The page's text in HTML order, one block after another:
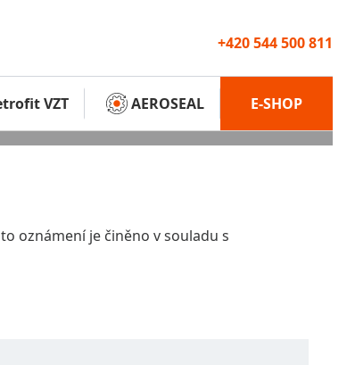
+420 544 500 811
VZT AEROSEAL E-SHOP
oznámení je činěno v souladu s